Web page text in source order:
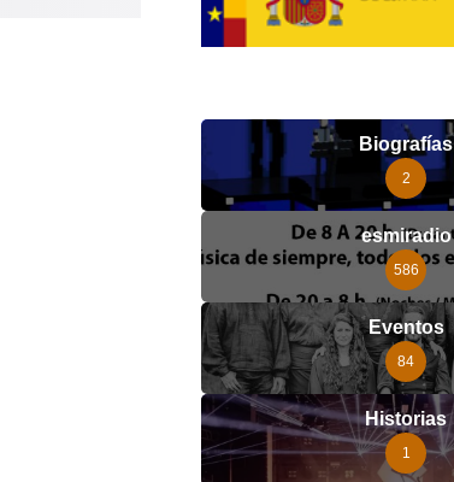
Biografías
2
esmiradio
586
Eventos
84
Historias
1